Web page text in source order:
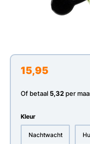
15,95
Of betaal5,32 per
Kleur
Nachtwacht